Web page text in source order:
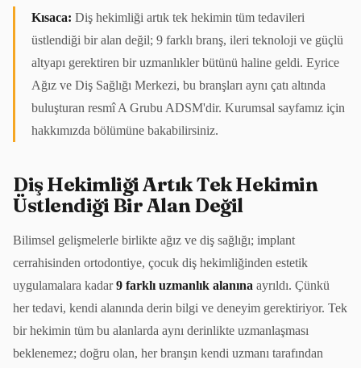
Kısaca: Diş hekimliği artık tek hekimin tüm tedavileri
üstlendiği bir alan değil; 9 farklı branş, ileri teknoloji ve güçlü
altyapı gerektiren bir uzmanlıkler bütünü haline geldi. Eyrice
Ağız ve Diş Sağlığı Merkezi, bu branşları aynı çatı altında
buluşturan resmî A Grubu ADSM'dir. Kurumsal sayfamız için
hakkımızda bölümüne bakabilirsiniz.
Diş Hekimliği Artık Tek Hekimin
Üstlendiği Bir Alan Değil
Bilimsel gelişmelerle birlikte ağız ve diş sağlığı; implant
cerrahisinden ortodontiye, çocuk diş hekimliğinden estetik
uygulamalara kadar9 farklı uzmanlık alanına ayrıldı. Çünkü
her tedavi, kendi alanında derin bilgi ve deneyim gerektiriyor. Tek
bir hekimin tüm bu alanlarda aynı derinlikte uzmanlaşması
beklenemez; doğru olan, her branşın kendi uzmanı tarafından